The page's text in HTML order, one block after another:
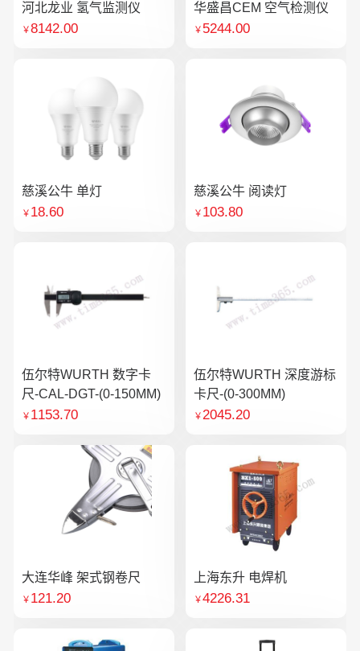
河北龙业 氢气监测仪
￥8142.00
华盛昌CEM 空气检测仪
￥ 5244.00
慈溪公牛 单灯
￥ 18.60
慈溪公牛 阅读灯
￥ 103.80
伍尔特WURTH 数字卡
尺-CAL-DGT-(0-150MM)
￥ 1153.70
伍尔特WURTH 深度游标
卡尺-(0-300MM)
￥2045.20
大连华峰 架式钢卷尺
￥ 121.20
上海东升 电焊机
￥4226.31